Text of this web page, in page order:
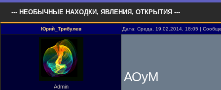
--- НЕОБЫЧНЫЕ НАХОДКИ, ЯВЛЕНИЯ, ОТКРЫТИЯ ---
Юрий_Трибулев Дата: Среда, 19.02.2014, 18:05 |
Admin
АОуМ